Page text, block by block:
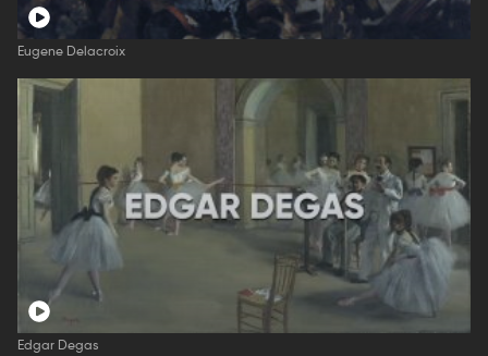
Eugene Delacroix
Edgar Degas